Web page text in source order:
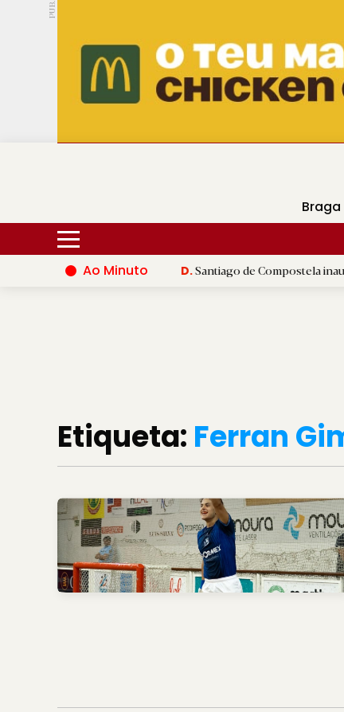
PUB.
Hoje 16ºC 30ºC DMtv
Braga
Ao Minuto
| D.Santiago de Compostela inaugura XVI
Etiqueta: Ferran